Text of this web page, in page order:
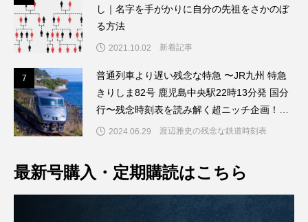
し｜名字を手がかりに自分の先祖をさかのぼ
る方法
2021.10.02 新着記事
7
普通列車より遅い残念な特急 〜JR九州 特急
きりしま82号 鹿児島中央駅22時13分発 国分
行〜残念時刻表を読み解く超ニッチ企画！～
「渡辺雅史の残念な鉄道時刻表」第6回
2024.06.29 渡辺雅史の残念な鉄道時刻表
最新号購入・定期購読はこちら